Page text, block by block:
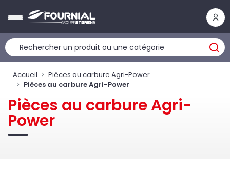
Accueil
Pièces au carbure Agri-Power
Pièces au carbure Agri-Power
Pièces au carbure Agri-
Power